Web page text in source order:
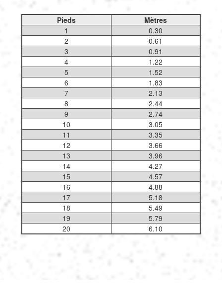
Pieds
Mètres
1
0.30
2
0.61
3
0.91
4
1.22
5
1.52
6
1.83
7
2.13
8
2.44
9
2.74
10
3.05
11
3.35
12
3.66
13
3.96
14
4.27
15
4.57
16
4.88
17
5.18
18
5.49
19
5.79
20
6.10